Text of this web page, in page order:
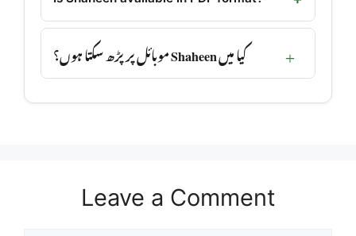
کیا میں Shaheen موبائل پر پڑھ سکتا ہوں؟
Leave a Comment